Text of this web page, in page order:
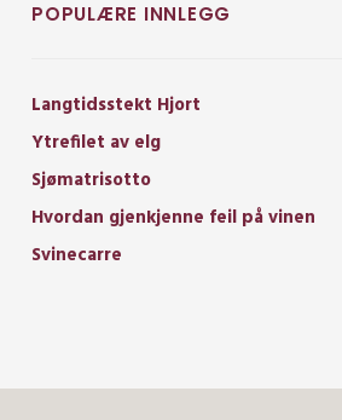
POPULÆRE INNLEGG
Langtidsstekt Hjort
Ytrefilet av elg
Sjømatrisotto
Hvordan gjenkjenne feil på vinen
Svinecarre